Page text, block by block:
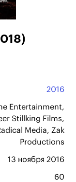
2016
Entertainment,
Stillking Films,
Media, Zak
Productions
13 ноября 2016
60